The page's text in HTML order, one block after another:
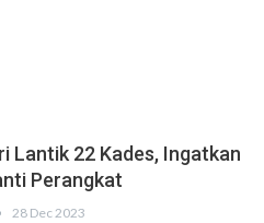
Lantik 22 Kades, Ingatkan
Perangkat
28 Dec 2023